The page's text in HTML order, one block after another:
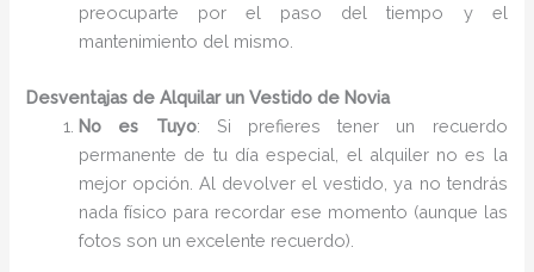
preocuparte por el paso del tiempo y el
mantenimiento del mismo.
Desventajas de Alquilar un Vestido de Novia
No es Tuyo: Si prefieres tener un recuerdo
permanente de tu día especial, el alquiler no es la
mejor opción. Al devolver el vestido, ya no tendrás
nada físico para recordar ese momento (aunque las
fotos son un excelente recuerdo).